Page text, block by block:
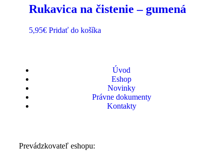
Rukavica na čistenie – gumená
5,95€ Pridať do košíka
Úvod
Eshop
Novinky
Právne dokumenty
Kontakty
Prevádzkovateľ eshopu: